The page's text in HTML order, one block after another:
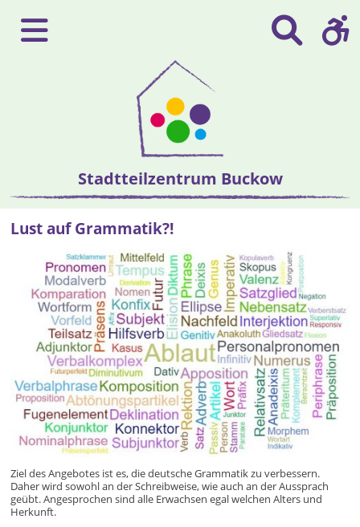
Stadtteilzentrum Buckow
Lust auf Grammatik?!
Ziel des Angebotes ist es, die deutsche Grammatik zu verbessern.
Daher wird sowohl an der Schreibweise, wie auch an der Aussprach
geübt. Angesprochen sind alle Erwachsen egal welchen Alters und
Herkunft.